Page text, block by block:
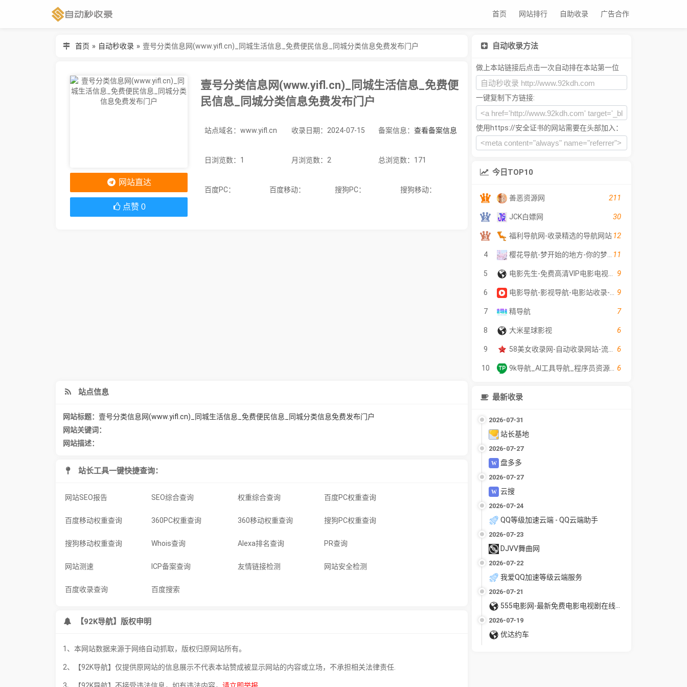
首页 网站排行 自助收录 广告合作
首页 » 自动秒收录 » 壹号分类信息网(www.yifl.cn)_同城生活信息_免费便民信息_同城分类信息免费发布门户
壹号分类信息网(www.yifl.cn)_同城生活信息_免费便
民信息_同城分类信息免费发布门户
站点域名：www.yifl.cn 收录日期：2024-07-15 备案信息：查看备案信息
日浏览数：1 月浏览数：2 总浏览数：171
百度PC： 百度移动： 搜狗PC： 搜狗移动：
网站直达
点赞 0
站点信息
网站标题： 壹号分类信息网(www.yifl.cn)_同城生活信息_免费便民信息_同城分类信息免费发布门户
网站关键词：
网站描述：
站长工具一键快捷查询：
网站SEO报告 SEO综合查询 权重综合查询 百度PC权重查询
百度移动权重查询 360PC权重查询 360移动权重查询 搜狗PC权重查询
搜狗移动权重查询 Whois查询 Alexa排名查询 PR查询
网站测速 ICP备案查询 友情链接检测 网站安全检测
百度收录查询 百度搜索
【92K导航】版权申明
1、本网站数据来源于网络自动抓取，版权归原网站所有。
2、【92K导航】仅提供原网站的信息展示不代表本站赞成被显示网站的内容或立场，不承担相关法律责任.
自动收录方法
做上本站链接后点击一次自动排在本站第一位
一键复制下方链接:
使用https://安全证书的网站需要在头部加入：
今日TOP10
善恶资源网 211
JCK白嫖网 30
福利导航网-收录精选的导航网站 12
4 11
5 9
6 9
7 精导航 7
8 大米星球影视 6
9 6
10 6
最新收录
2026-07-31
站长基地
2026-07-27
盘多多
2026-07-27
云搜
2026-07-24
QQ等级加速云端 - QQ云端助手
2026-07-23
DJVV舞曲网
2026-07-22
我爱QQ加速等级云端服务
2026-07-21
555电影网-最新免费电影电视剧在线观看
2026-07-19
优达约车